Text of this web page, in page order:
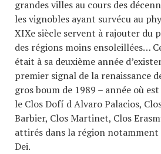
grandes villes au cours des
les vignobles ayant survécu au
XIXe siècle servent à rajouter du
des régions moins ensoleillées…
était à sa deuxième année
premier signal de la renaissance
gros boum de 1989 – année où
le Clos Dofí d Alvaro Palacios,
Barbier, Clos Martinet, Clos
attirés dans la région notamment
Dei.